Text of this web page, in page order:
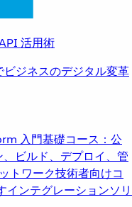
活用術
ジネスのデジタル変革
入門基礎コース：公
ビルド、デプロイ、管
トワーク技術者向けコ
インテグレーションソリ